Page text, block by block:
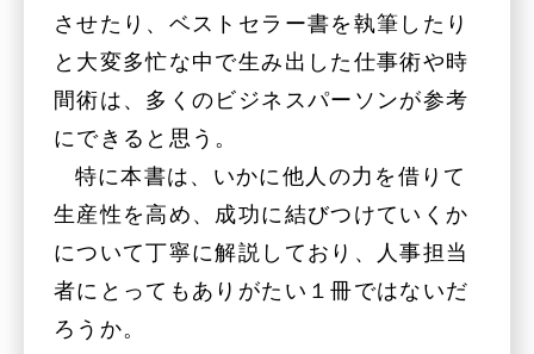
させたり、ベストセラー書を執筆したり
と大変多忙な中で生み出した仕事術や時
間術は、多くのビジネスパーソンが参考
にできると思う。
特に本書は、いかに他人の力を借りて
生産性を高め、成功に結びつけていくか
について丁寧に解説しており、人事担当
者にとってもありがたい１冊ではないだ
ろうか。